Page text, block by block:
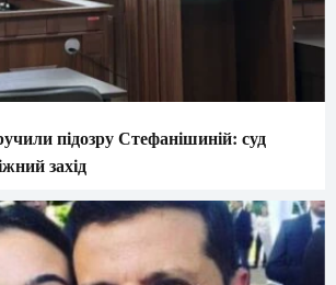
підозру Стефанішиній: суд
захід